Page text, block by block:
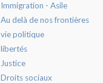
Immigration - Asile
Au delà de nos frontières
vie politique
libertés
Justice
Droits sociaux